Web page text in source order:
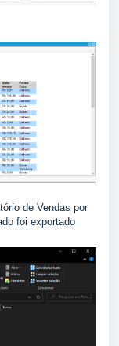
de Vendas por
foi exportado